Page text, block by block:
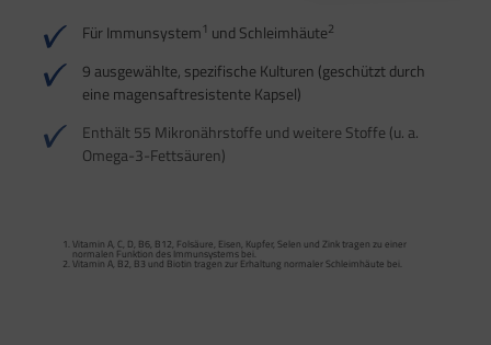
Für Immunsystem1 und Schleimhäute2
9 ausgewählte, spezifische Kulturen (geschützt durch
eine magensaftresistente Kapsel)
Enthält 55 Mikronährstoffe und weitere Stoffe (u. a.
Omega-3-Fettsäuren)
Vitamin A, C, D, B6, B12, Folsäure, Eisen, Kupfer, Selen und Zink tragen zu einer
normalen Funktion des Immunsystems bei.
Vitamin A, B2, B3 und Biotin tragen zur Erhaltung normaler Schleimhäute bei.
4
Vitamin A, Beta-Carotin, Vitamine B2, B3, Biotin und Zink tragen zur Erhaltung
normalen Stoffwechsel von Makronährstoffen bei.
Vitamin B2 und Biotin tragen zur Erhaltung normaler Schleimhäute (einschließlich
Darmschleimhaut) bei.
Vitamin D und Zink tragen zur normalen Funktion des Immunsystems bei.